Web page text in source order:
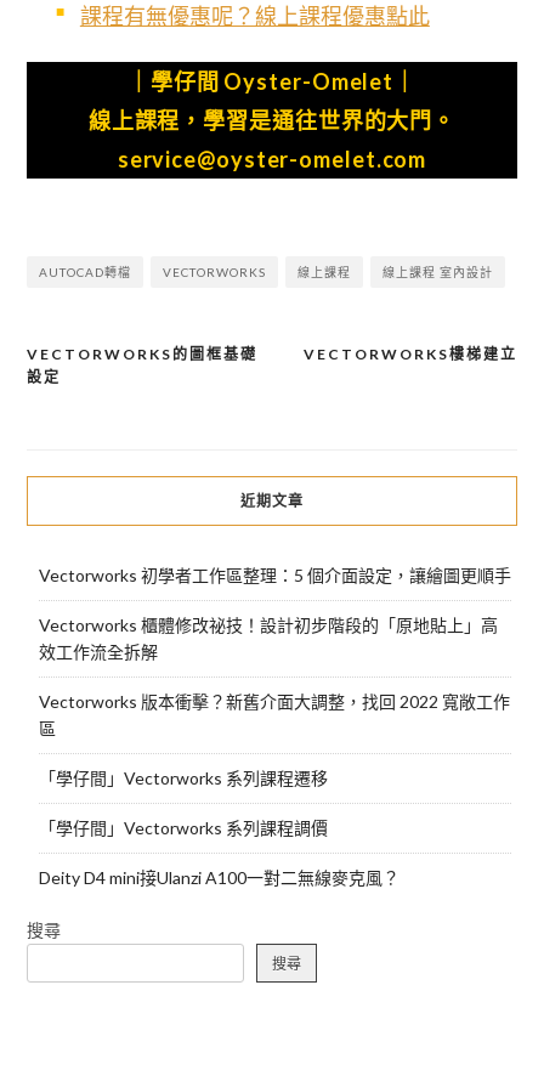
課程有無優惠呢？線上課程優惠點此
｜學仔間 Oyster-Omelet｜
線上課程，學習是通往世界的大門。
service@oyster-omelet.com
AUTOCAD轉檔 VECTORWORKS 線上課程 線上課程 室內設計
文
覽
VECTORWORKS樓梯建立
VECTORWORKS的圖框基礎
設定
近期文章
Vectorworks 初學者工作區整理：5 個介面設定，讓繪圖更順手
Vectorworks 櫃體修改祕技！設計初步階段的「原地貼上」高
效工作流全拆解
Vectorworks 版本衝擊？新舊介面大調整，找回 2022 寬敞工作
區
「學仔間」Vectorworks 系列課程遷移
「學仔間」Vectorworks 系列課程調價
Deity D4 mini接Ulanzi A100一對二無線麥克風？
搜尋
搜尋